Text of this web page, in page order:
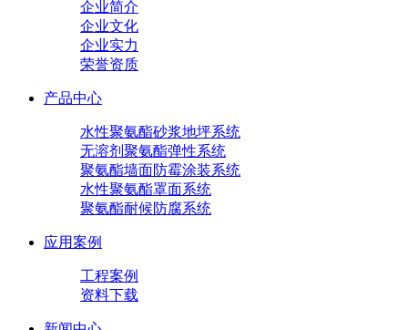
企业简介
企业文化
企业实力
荣誉资质
产品中心
水性聚氨酯砂浆地坪系统
无溶剂聚氨酯弹性系统
聚氨酯墙面防霉涂装系统
水性聚氨酯罩面系统
聚氨酯耐候防腐系统
应用案例
工程案例
资料下载